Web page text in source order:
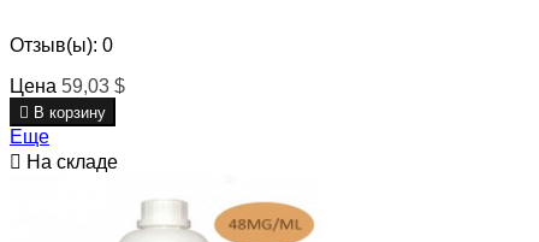
Отзыв(ы): 0
Цена 59,03 $
 В корзину
Еще
 На складе